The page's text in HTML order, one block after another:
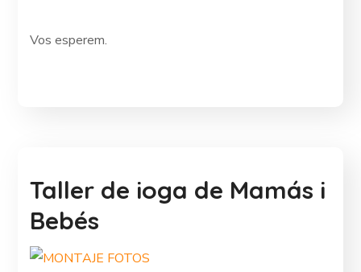
Vos esperem.
Taller de ioga de Mamás i
Bebés